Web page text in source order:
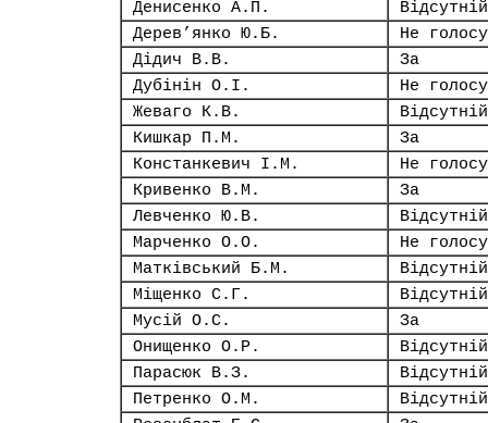
Денисенко А.П.
Відсутній
Дерев’янко Ю.Б.
Не
Дідич В.В.
За
Дубінін О.І.
Не
Жеваго К.В.
Відсутній
Кишкар П.М.
За
Констанкевич І.М.
Не
Кривенко В.М.
За
Левченко Ю.В.
Відсутній
Марченко О.О.
Не
Матківський Б.М.
Відсутній
Міщенко С.Г.
Відсутній
Мусій О.С.
За
Онищенко О.Р.
Відсутній
Парасюк В.З.
Відсутній
Петренко О.М.
Відсутній